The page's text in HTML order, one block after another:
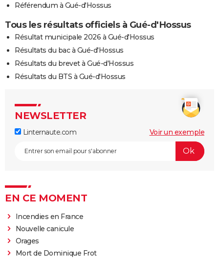
Référendum à Gué-d'Hossus
Tous les résultats officiels à Gué-d'Hossus
Résultat municipale 2026 à Gué-d'Hossus
Résultats du bac à Gué-d'Hossus
Résultats du brevet à Gué-d'Hossus
Résultats du BTS à Gué-d'Hossus
NEWSLETTER
Linternaute.com Voir un exemple
EN CE MOMENT
Incendies en France
Nouvelle canicule
Orages
Mort de Dominique Frot